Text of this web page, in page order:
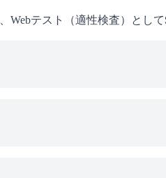
Webテスト（適性検査）として